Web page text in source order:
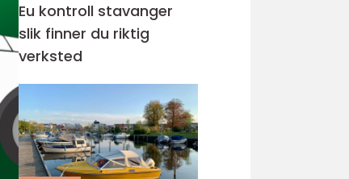
Eu kontroll stavanger
slik finner du riktig
verksted